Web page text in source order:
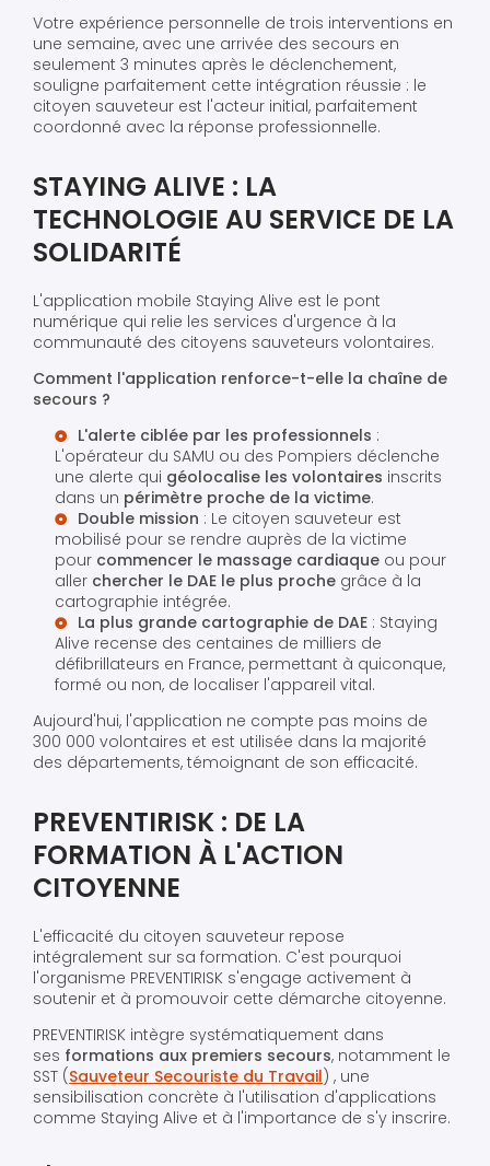
Votre expérience personnelle de trois interventions en
une semaine, avec une arrivée des secours en
seulement 3 minutes après le déclenchement,
souligne parfaitement cette intégration réussie : le
citoyen sauveteur est l'acteur initial, parfaitement
coordonné avec la réponse professionnelle.
STAYING ALIVE : LA
TECHNOLOGIE AU SERVICE DE LA
SOLIDARITÉ
L'application mobile Staying Alive est le pont
numérique qui relie les services d'urgence à la
communauté des citoyens sauveteurs volontaires.
Comment l'application renforce-t-elle la chaîne de
secours ?
L'alerte ciblée par les professionnels :
L'opérateur du SAMU ou des Pompiers déclenche
une alerte qui géolocalise les volontaires inscrits
dans un périmètre proche de la victime.
Double mission : Le citoyen sauveteur est
mobilisé pour se rendre auprès de la victime
pour commencer le massage cardiaque ou pour
aller chercher le DAE le plus proche grâce à la
cartographie intégrée.
La plus grande cartographie de DAE : Staying
Alive recense des centaines de milliers de
défibrillateurs en France, permettant à quiconque,
formé ou non, de localiser l'appareil vital.
Aujourd'hui, l'application ne compte pas moins de
300 000 volontaires et est utilisée dans la majorité
des départements, témoignant de son efficacité.
PREVENTIRISK : DE LA
FORMATION À L'ACTION
CITOYENNE
L'efficacité du citoyen sauveteur repose
intégralement sur sa formation. C'est pourquoi
l'organisme PREVENTIRISK s'engage activement à
soutenir et à promouvoir cette démarche citoyenne.
PREVENTIRISK intègre systématiquement dans
ses formations aux premiers secours, notamment le
SST (Sauveteur Secouriste du Travail) , une
sensibilisation concrète à l'utilisation d'applications
comme Staying Alive et à l'importance de s'y inscrire.